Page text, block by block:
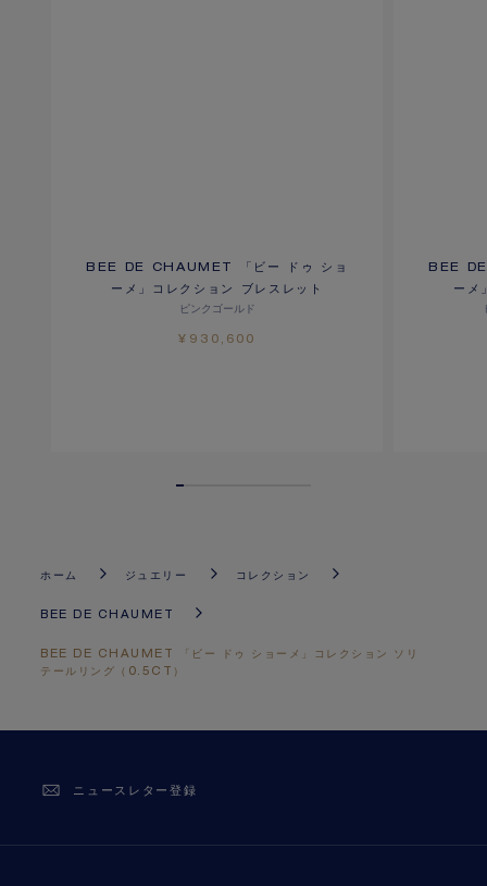
BEE DE CHAUMET 「ビー ドゥ ショ
ーメ」コレクション ブレスレット
ピンクゴールド
¥930,600
BEE
ーメ
ホーム ジュエリー コレクション
BEE DE CHAUMET
BEE DE CHAUMET 「ビー ドゥ ショーメ」コレクション ソリ
テールリング（0.5CT）
ニュースレター登録